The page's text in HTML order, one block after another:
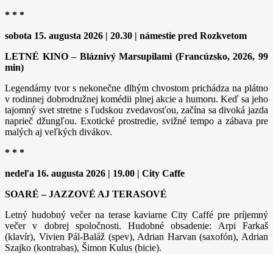
* * *
sobota 15. augusta 2026 | 20.30 | námestie pred Rozkvetom
LETNÉ KINO – Bláznivý Marsupilami (Francúzsko, 2026, 99
min)
Legendárny tvor s nekonečne dlhým chvostom prichádza na plátno
v rodinnej dobrodružnej komédii plnej akcie a humoru. Keď sa jeho
tajomný svet stretne s ľudskou zvedavosťou, začína sa divoká jazda
naprieč džungľou. Exotické prostredie, svižné tempo a zábava pre
malých aj veľkých divákov.
* * *
nedeľa 16. augusta 2026 | 19.00 | City Caffe
SOARÉ – JAZZOVÉ AJ TERASOVÉ
Letný hudobný večer na terase kaviarne City Caffé pre príjemný
večer v dobrej spoločnosti. Hudobné obsadenie: Arpi Farkaš
(klavír), Vivien Pál-Baláž (spev), Adrian Harvan (saxofón), Adrian
Szajko (kontrabas), Šimon Kulus (bicie).